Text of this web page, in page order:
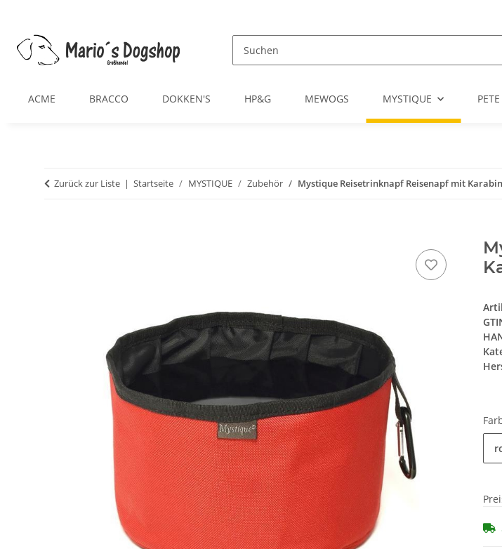
ACME BRACCO DOKKEN'S HP&G MEWOGS MYSTIQUE
Zurück zur Liste Startseite MYSTIQUE Zubehör Mystique Reisetrinknapf Reisenapf mit